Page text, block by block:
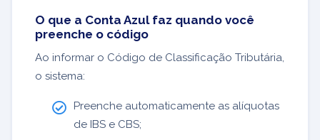
O que a Conta Azul faz quando você
preenche o código
Ao informar o Código de Classificação Tributária,
o sistema:
Preenche automaticamente as alíquotas
de IBS e CBS;